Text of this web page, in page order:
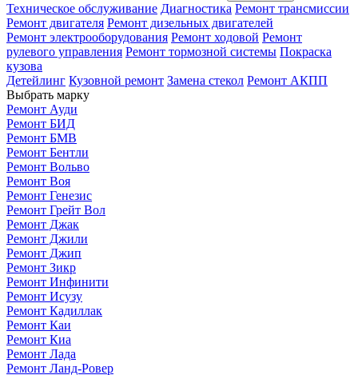
Техническое обслуживание Диагностика Ремонт трансмиссии
Ремонт двигателя Ремонт дизельных двигателей
Ремонт электрооборудования Ремонт ходовой Ремонт
рулевого управления Ремонт тормозной системы Покраска
кузова
Детейлинг Кузовной ремонт Замена стекол Ремонт АКПП
Выбрать марку
Ремонт Ауди
Ремонт БИД
Ремонт БМВ
Ремонт Бентли
Ремонт Вольво
Ремонт Воя
Ремонт Генезис
Ремонт Грейт Вол
Ремонт Джак
Ремонт Джили
Ремонт Джип
Ремонт Зикр
Ремонт Инфинити
Ремонт Исузу
Ремонт Кадиллак
Ремонт Каи
Ремонт Киа
Ремонт Лада
Ремонт Ланд-Ровер